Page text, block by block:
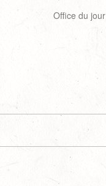
Office du jour